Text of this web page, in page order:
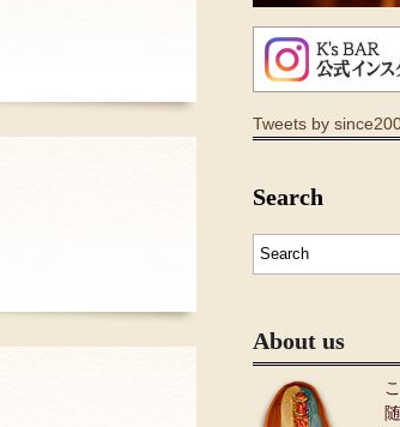
Tweets by
Search
About us